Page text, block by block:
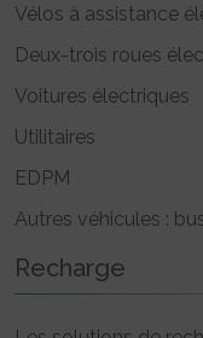
Vélos à assistance
Deux-trois roues
Voitures électriques
Utilitaires
EDPM
Autres véhicules :
Recharge